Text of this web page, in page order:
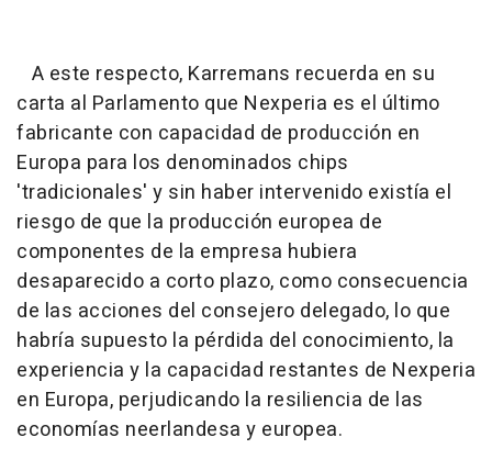
A este respecto, Karremans recuerda en su
carta al Parlamento que Nexperia es el último
fabricante con capacidad de producción en
Europa para los denominados chips
'tradicionales' y sin haber intervenido existía el
riesgo de que la producción europea de
componentes de la empresa hubiera
desaparecido a corto plazo, como consecuencia
de las acciones del consejero delegado, lo que
habría supuesto la pérdida del conocimiento, la
experiencia y la capacidad restantes de Nexperia
en Europa, perjudicando la resiliencia de las
economías neerlandesa y europea.